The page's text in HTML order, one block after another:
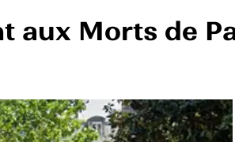
aux Morts de